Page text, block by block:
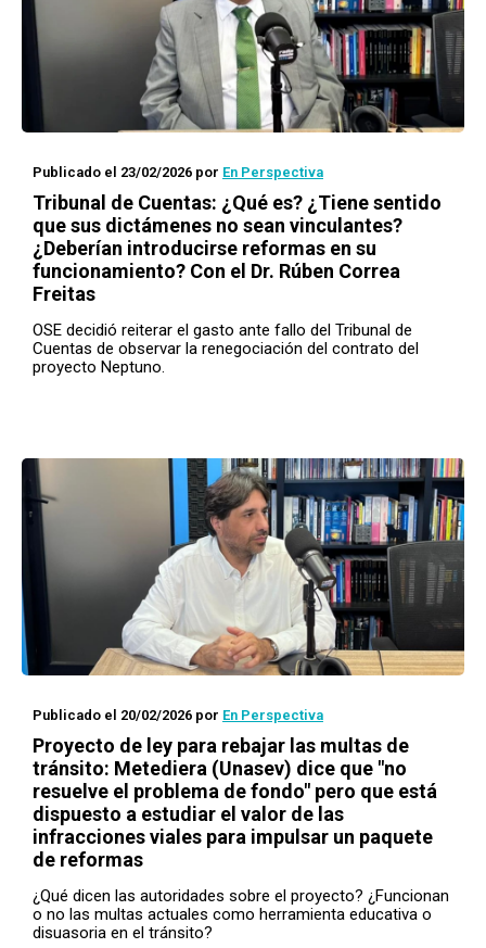
Publicado el 23/02/2026 por En Perspectiva
Tribunal de Cuentas: ¿Qué es? ¿Tiene sentido
que sus dictámenes no sean vinculantes?
¿Deberían introducirse reformas en su
funcionamiento? Con el Dr. Rúben Correa
Freitas
OSE decidió reiterar el gasto ante fallo del Tribunal de
Cuentas de observar la renegociación del contrato del
proyecto Neptuno.
Publicado el 20/02/2026 por En Perspectiva
Proyecto de ley para rebajar las multas de
tránsito: Metediera (Unasev) dice que "no
resuelve el problema de fondo" pero que está
dispuesto a estudiar el valor de las
infracciones viales para impulsar un paquete
de reformas
¿Qué dicen las autoridades sobre el proyecto? ¿Funcionan
o no las multas actuales como herramienta educativa o
disuasoria en el tránsito?